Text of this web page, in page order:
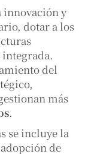
innovación y
dotar a los
integrada.
del
más
.
se incluye la
de